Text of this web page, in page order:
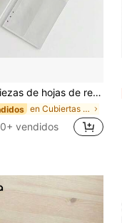
tamaño A5, de material PP duradero, adecuadas para artículos de oficina, tarjetas de visita y álbumes de fotos, para útiles escolares, de vuelta a la escuela
en Cubiertas de hojas sueltas
vendidos